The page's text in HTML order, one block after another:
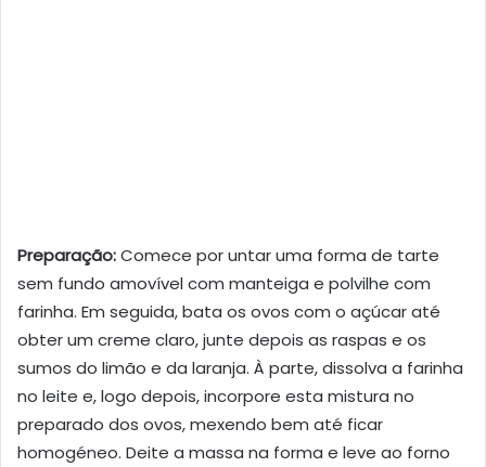
Preparação:Comece por untar uma forma de tarte
sem fundo amovível com manteiga e polvilhe com
farinha. Em seguida, bata os ovos com o açúcar até
obter um creme claro, junte depois as raspas e os
sumos do limão e da laranja. À parte, dissolva a farinha
no leite e, logo depois, incorpore esta mistura no
preparado dos ovos, mexendo bem até ficar
homogéneo. Deite a massa na forma e leve ao forno